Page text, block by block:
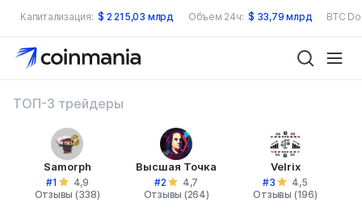
Капитализация: $ 2 215,03 млрд Объем 24ч: $ 33,79 млрд BTC
ТОП-3 трейдеры
Samorph
#1
4,9
Отзывы (338)
Высшая Точка
#2
4,7
Отзывы (264)
Velrix
#3
4,5
Отзывы (196)